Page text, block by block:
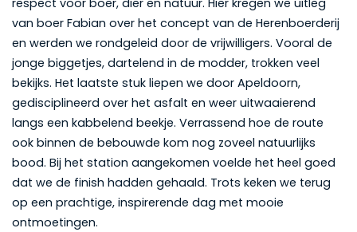
respect voor boer, dier en natuur. Hier kregen we uitleg
van boer Fabian over het concept van de Herenboerderij
en werden we rondgeleid door de vrijwilligers. Vooral de
jonge biggetjes, dartelend in de modder, trokken veel
bekijks. Het laatste stuk liepen we door Apeldoorn,
gedisciplineerd over het asfalt en weer uitwaaierend
langs een kabbelend beekje. Verrassend hoe de route
ook binnen de bebouwde kom nog zoveel natuurlijks
bood. Bij het station aangekomen voelde het heel goed
dat we de finish hadden gehaald. Trots keken we terug
op een prachtige, inspirerende dag met mooie
ontmoetingen.